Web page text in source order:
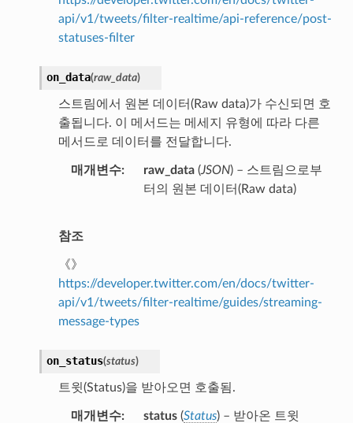
api/v1/tweets/filter-realtime/api-reference/post-
statuses-filter
on_data(raw_data)
스트림에서 원본 데이터(Raw data)가 수신되면 호
출됩니다. 이 메서드는 메세지 유형에 따라 다른
메서드로 데이터를 전달합니다.
매개변수 raw_data(JSON) – 스트림으로부
터의 원본 데이터(Raw data)
참조
《》
https://developer.twitter.com/en/docs/twitter-
api/v1/tweets/filter-realtime/guides/streaming-
message-types
on_status(status)
트윗(Status)을 받아오면 호출됨.
매개변수 status(Status) – 받아온 트윗